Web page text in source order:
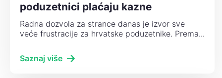
poduzetnici plaćaju kazne
Radna dozvola za strance danas je izvor sve
veće frustracije za hrvatske poduzetnike. Prema...
Saznaj više